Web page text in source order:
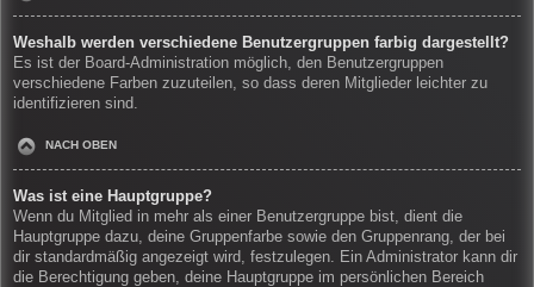
Weshalb werden verschiedene Benutzergruppen farbig dargestellt?
Es ist der Board-Administration möglich, den Benutzergruppen
verschiedene Farben zuzuteilen, so dass deren Mitglieder leichter zu
identifizieren sind.
NACH OBEN
Was ist eine Hauptgruppe?
Wenn du Mitglied in mehr als einer Benutzergruppe bist, dient die
Hauptgruppe dazu, deine Gruppenfarbe sowie den Gruppenrang, der bei
dir standardmäßig angezeigt wird, festzulegen. Ein Administrator kann dir
die Berechtigung geben, deine Hauptgruppe im persönlichen Bereich